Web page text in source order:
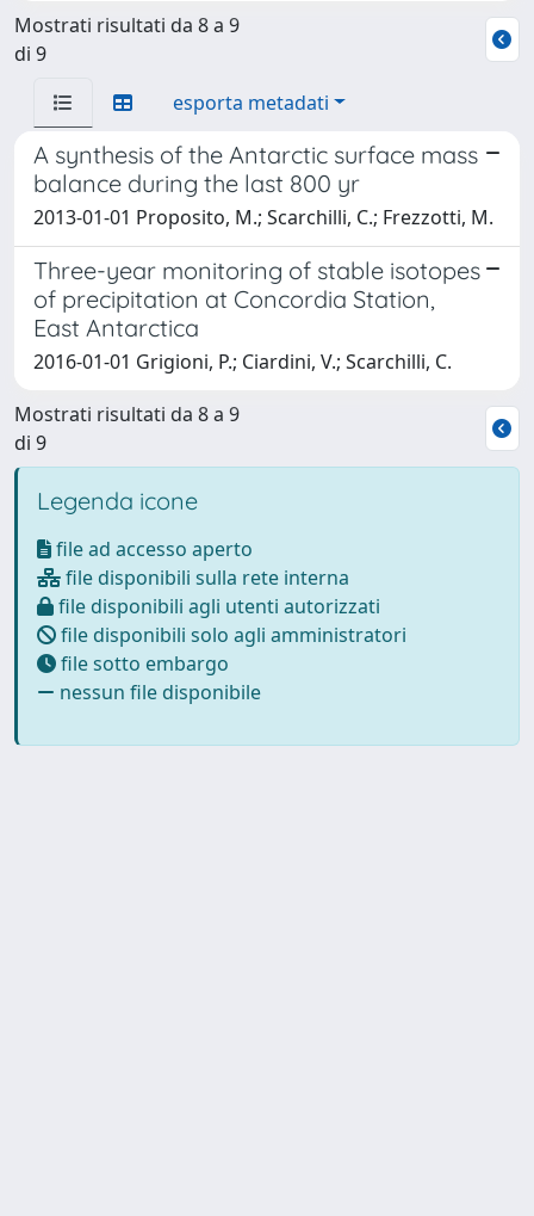
Mostrati risultati da 8 a 9
di 9
esporta metadati
A synthesis of the Antarctic surface mass
balance during the last 800 yr
2013-01-01 Proposito, M.; Scarchilli, C.; Frezzotti, M.
Three-year monitoring of stable isotopes
of precipitation at Concordia Station,
East Antarctica
2016-01-01 Grigioni, P.; Ciardini, V.; Scarchilli, C.
Mostrati risultati da 8 a 9
di 9
Legenda icone
file ad accesso aperto
file disponibili sulla rete interna
file disponibili agli utenti autorizzati
file disponibili solo agli amministratori
file sotto embargo
nessun file disponibile